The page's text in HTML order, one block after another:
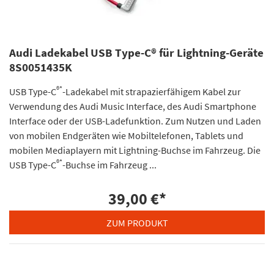
Audi Ladekabel USB Type-C® für Lightning-Geräte
8S0051435K
USB Type-C®*-Ladekabel mit strapazierfähigem Kabel zur
Verwendung des Audi Music Interface, des Audi Smartphone
Interface oder der USB-Ladefunktion. Zum Nutzen und Laden
von mobilen Endgeräten wie Mobiltelefonen, Tablets und
mobilen Mediaplayern mit Lightning-Buchse im Fahrzeug. Die
USB Type-C®*-Buchse im Fahrzeug ...
39,00 €*
ZUM PRODUKT